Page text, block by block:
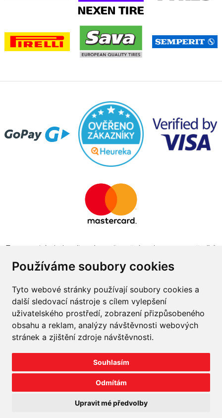
Používáme soubory cookies
Tyto webové stránky používají soubory cookies a
další sledovací nástroje s cílem vylepšení
uživatelského prostředí, zobrazení přizpůsobeného
obsahu a reklam, analýzy návštěvnosti webových
stránek a zjištění zdroje návštěvnosti.
Souhlasím
Odmítám
Upravit mé předvolby
Tento projekt byl realizován za finanční podpory z prostředků
obchodu v programu The Country for the Future
2026prodej-pneu.cz
Napište nám
Velkoobchod